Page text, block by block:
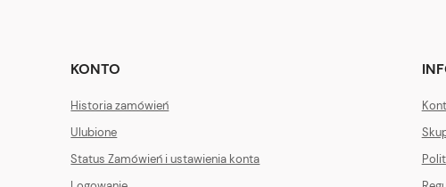
KONTO
Historia zamówień
Ulubione
Status Zamówień i ustawienia konta